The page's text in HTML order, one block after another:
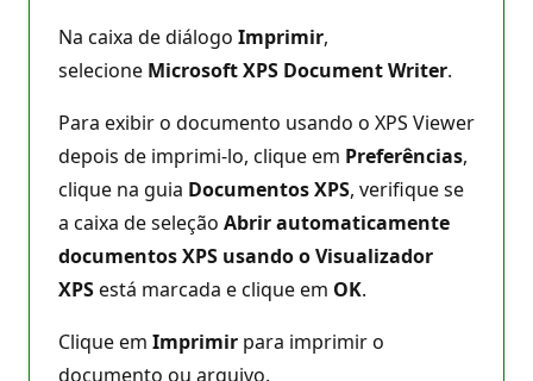
Na caixa de diálogo Imprimir,
selecione Microsoft XPS Document Writer.
Para exibir o documento usando o XPS Viewer
depois de imprimi-lo, clique em Preferências,
clique na guia Documentos XPS, verifique se
a caixa de seleção Abrir automaticamente
documentos XPS usando o Visualizador
XPSestá marcada e clique em OK.
Clique em Imprimir para imprimir o
documento ou arquivo.